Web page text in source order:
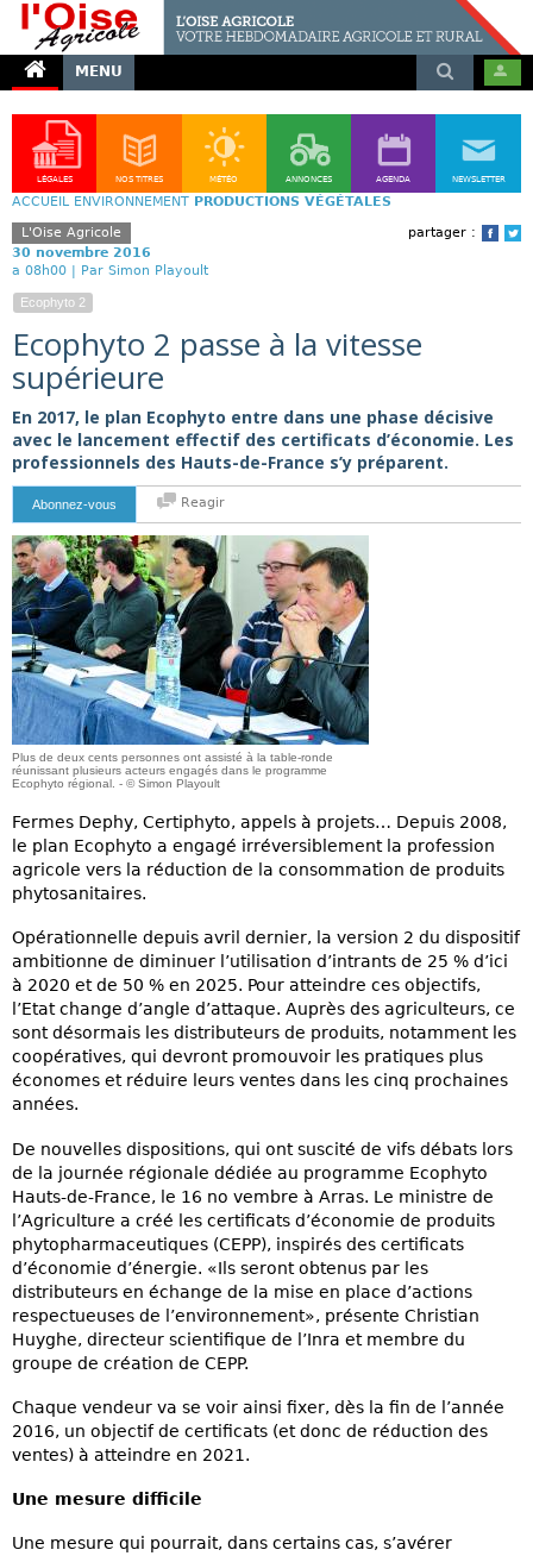
MENU
LÉGALES NOS TITRES MÉTÉO ANNONCES AGENDA NEWSLETTER
ACCUEIL ENVIRONNEMENT PRODUCTIONS VÉGÉTALES
partager :
L'Oise Agricole
30 novembre 2016
a 08h00 | Par Simon Playoult
Ecophyto 2
Ecophyto 2 passe à la vitesse
supérieure
En 2017, le plan Ecophyto entre dans une phase décisive
avec le lancement effectif des certificats d’économie. Les
professionnels des Hauts-de-France s’y préparent.
Abonnez-vous Reagir
Plus de deux cents personnes ont assisté à la table-ronde
réunissant plusieurs acteurs engagés dans le programme
Ecophyto régional. - © Simon Playoult
Fermes Dephy, Certiphyto, appels à projets… Depuis 2008,
le plan Ecophyto a engagé irréversiblement la profession
agricole vers la réduction de la consommation de produits
phytosanitaires.
Opérationnelle depuis avril dernier, la version 2 du dispositif
ambitionne de diminuer l’utilisation d’intrants de 25 % d’ici
à 2020 et de 50 % en 2025. Pour atteindre ces objectifs,
l’Etat change d’angle d’attaque. Auprès des agriculteurs, ce
sont désormais les distributeurs de produits, notamment les
coopératives, qui devront promouvoir les pratiques plus
économes et réduire leurs ventes dans les cinq prochaines
années.
De nouvelles dispositions, qui ont suscité de vifs débats lors
de la journée régionale dédiée au programme Ecophyto
Hauts-de-France, le 16 no vembre à Arras. Le ministre de
l’Agriculture a créé les certificats d’économie de produits
phytopharmaceutiques (CEPP), inspirés des certificats
d’économie d’énergie. «Ils seront obtenus par les
distributeurs en échange de la mise en place d’actions
respectueuses de l’environnement», présente Christian
Huyghe, directeur scientifique de l’Inra et membre du
groupe de création de CEPP.
Chaque vendeur va se voir ainsi fixer, dès la fin de l’année
2016, un objectif de certificats (et donc de réduction des
ventes) à atteindre en 2021.
Une mesure difficile
Une mesure qui pourrait, dans certains cas, s’avérer